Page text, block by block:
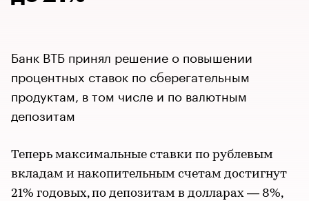
Банк ВТБ принял решение о повышении
процентных ставок по сберегательным
продуктам, в том числе и по валютным
депозитам
Теперь максимальные ставки по рублевым
вкладам и накопительным счетам достигнут
21% годовых, по депозитам в долларах — 8%,